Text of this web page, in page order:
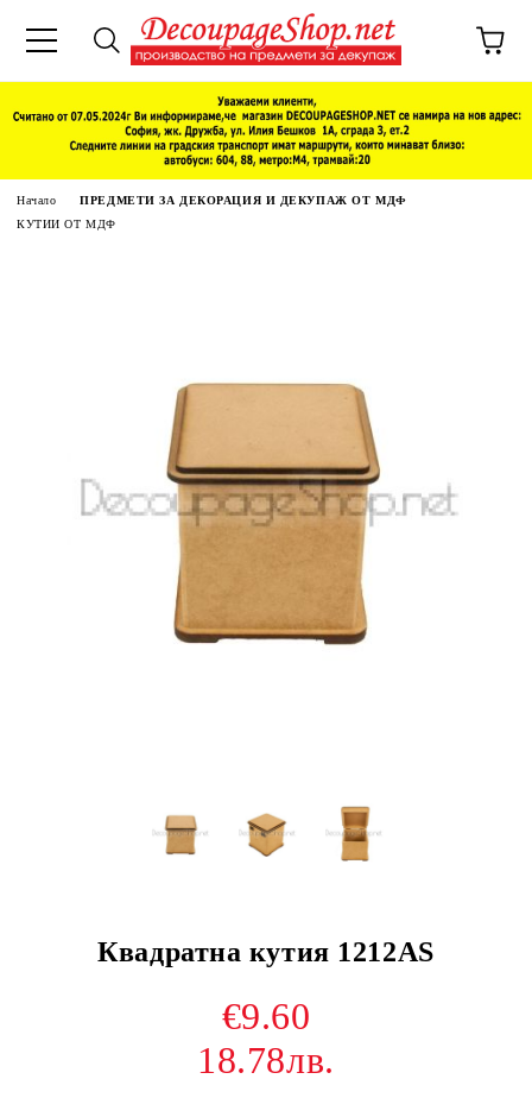
Начало
ПРЕДМЕТИ ЗА ДЕКОРАЦИЯ И ДЕКУПАЖ ОТ МДФ
КУТИИ ОТ МДФ
Квадратна кутия 1212AS
€9.60
18.78лв.